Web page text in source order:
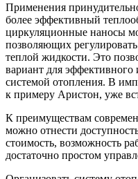
Применения
более эффективный
циркуляционные наносы
позволяющих
теплой жидкости. Это
вариант для
системой отопления. В
к примеру Аристон, уже
К преимуществам
можно отнести
стоимость, возможность
достаточно простом